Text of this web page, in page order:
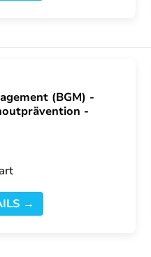
(BGM) -
-
→